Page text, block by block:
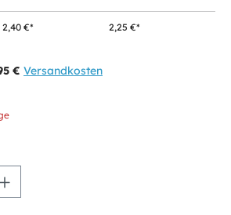
2,40 €* 2,25 €*
€ Versandkosten